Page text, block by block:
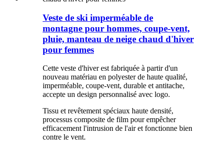
Veste de ski imperméable de
montagne pour hommes, coupe-vent,
pluie, manteau de neige chaud d'hiver
pour femmes
Cette veste d'hiver est fabriquée à partir d'un
nouveau matériau en polyester de haute qualité,
imperméable, coupe-vent, durable et antitache,
accepte un design personnalisé avec logo.
Tissu et revêtement spéciaux haute densité,
processus composite de film pour empêcher
efficacement l'intrusion de l'air et fonctionne bien
contre le vent.